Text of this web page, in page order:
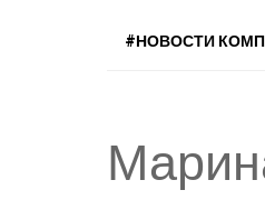
#НОВОСТИ